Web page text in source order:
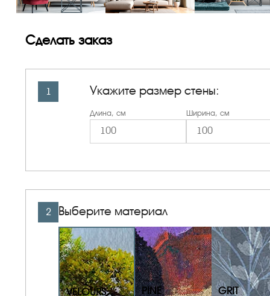
Сделать заказ
1 Укажите размер стены:
Длина, см Ширина, см
2 Выберите материал
VELOURS PINE GRIT